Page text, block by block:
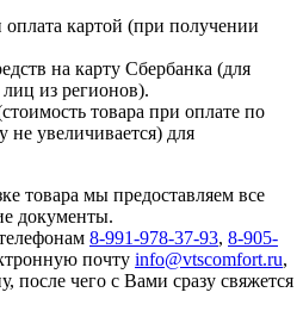
картой (при получении
на карту Сбербанка (для
из регионов).
товара при оплате по
не увеличивается) для
товара мы предоставляем все
документы.
8-991-978-37-93, 8-905-
почту info@vtscomfort.ru,
после чего с Вами сразу свяжется